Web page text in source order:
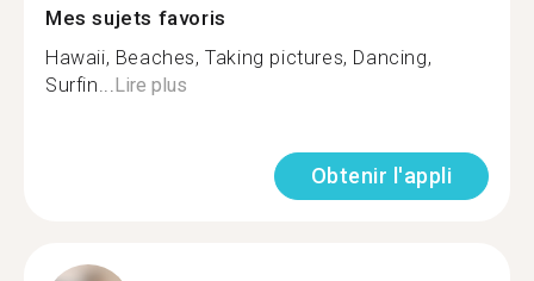
Mes sujets favoris
Hawaii, Beaches, Taking pictures, Dancing,
Surfin...Lire plus
Obtenir l'appli